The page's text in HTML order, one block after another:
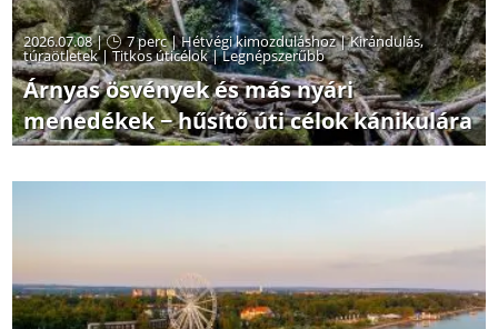
2026.07.08 | 7 perc|Hétvégi kimozduláshoz|Kirándulás,
túraötletek|Titkos úticélok|Legnépszerűbb
Árnyas ösvények és más nyári
menedékek − hűsítő úti célok kánikulára